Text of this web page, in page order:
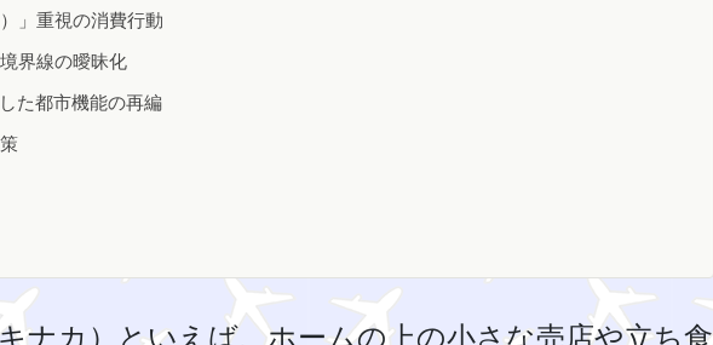
」重視の消費行動
界線の曖昧化
た都市機能の再編
ナカ）といえば、ホームの上の小さな売店や立ち食